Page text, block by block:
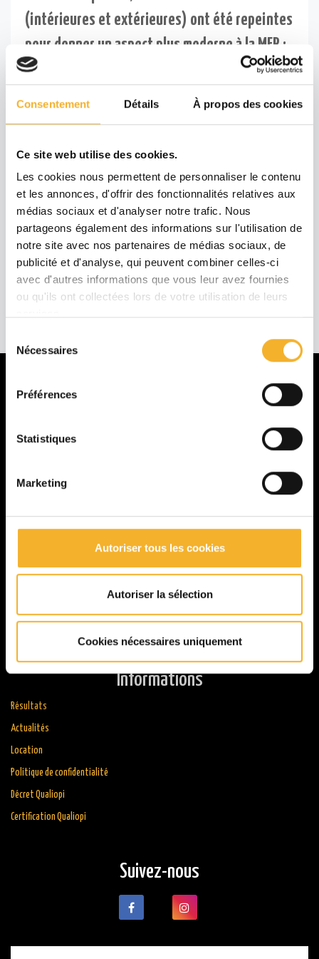
Consentement Détails À propos des cookies
Ce site web utilise des cookies.
Les cookies nous permettent de personnaliser le contenu
et les annonces, d'offrir des fonctionnalités relatives aux
médias sociaux et d'analyser notre trafic. Nous
partageons également des informations sur l'utilisation de
notre site avec nos partenaires de médias sociaux, de
publicité et d'analyse, qui peuvent combiner celles-ci
avec d'autres informations que vous leur avez fournies
ou qu'ils ont collectées lors de votre utilisation de leurs
du Nécessaires
Préférences
Statistiques
Marketing
Autoriser tous les cookies
Autoriser la sélection
Cookies nécessaires uniquement
(intérieures et extérieures) ont été repeintes
pour donner un aspect plus moderne à la MFR :
le vert (démodé) à laissé place à du gris
Merci à Ludovic Leroueil et son équipe.
Présentation
Galerie
Informations
Résultats
Actualités
Location
Politique de confidentialité
Décret Qualiopi
Certification Qualiopi
Suivez-nous